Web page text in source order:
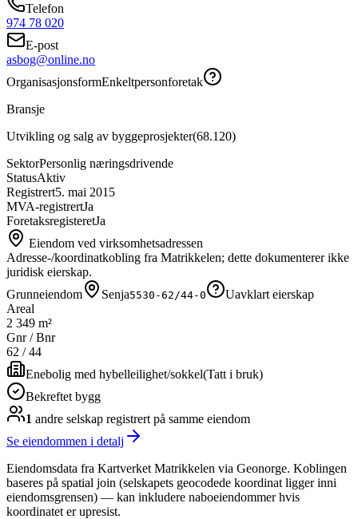
Telefon
974 78 020
E-post
asbog@online.no
OrganisasjonsformEnkeltpersonforetak
Bransje
Utvikling og salg av byggeprosjekter(68.120)
SektorPersonlig næringsdrivende
StatusAktiv
Registrert5. mai 2015
MVA-registrertJa
ForetaksregisteretJa
Eiendom ved virksomhetsadressen
Adresse-/koordinatkobling fra Matrikkelen; dette dokumenterer ikke
juridisk eierskap.
Grunneiendom
Senja5530-62/44-0
Uavklart eierskap
Areal
2 349 m²
Gnr / Bnr
62 /44
Enebolig med hybelleilighet/sokkel(Tatt i bruk)
Bekreftet bygg
1 andre selskap registrert på samme eiendom
Se eiendommen i detalj
Eiendomsdata fra Kartverket Matrikkelen via Geonorge. Koblingen
baseres på spatial join (selskapets geocodede koordinat ligger inni
eiendomsgrensen) — kan inkludere naboeiendommer hvis
koordinatet er upresist.